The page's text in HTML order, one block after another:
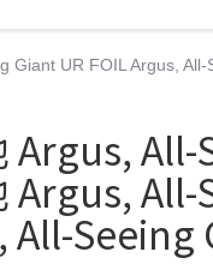
Giant UR FOIL Argus,
Argus,
Argus,
All-Seeing